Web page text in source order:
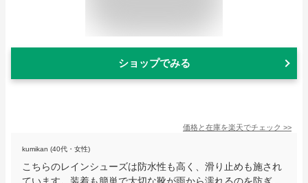
ショップでみる
価格と在庫を楽天でチェック >>
kumikan (40代・女性)
こちらのレインシューズは防水性も高く、滑り止めも施され